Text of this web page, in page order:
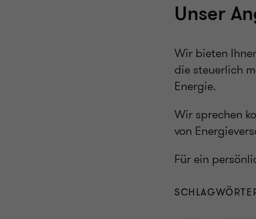
Unser
Wir bieten
die steuerlich
Energie.
Wir sprechen
von
Für ein